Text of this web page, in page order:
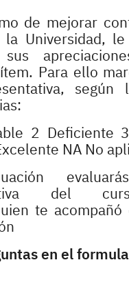
de mejorar
Universidad, le
sus
Para ello
según
2 Deficiente
NA No
del
te
en el